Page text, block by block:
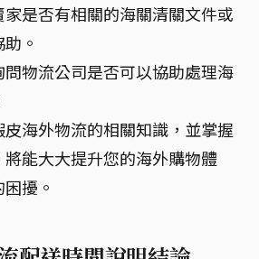
家是否有相關的海關清關文件或
。
問物流公司是否可以協助處理海
海外物流的相關知識，並掌握
能大大提升您的海外購物體
擾。